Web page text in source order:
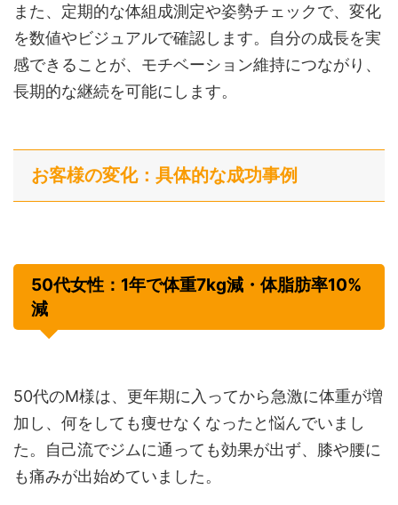
また、定期的な体組成測定や姿勢チェックで、変化
を数値やビジュアルで確認します。自分の成長を実
感できることが、モチベーション維持につながり、
長期的な継続を可能にします。
お客様の変化：具体的な成功事例
50代女性：1年で体重7kg減・体脂肪率10%
減
50代のM様は、更年期に入ってから急激に体重が増
加し、何をしても痩せなくなったと悩んでいまし
た。自己流でジムに通っても効果が出ず、膝や腰に
も痛みが出始めていました。